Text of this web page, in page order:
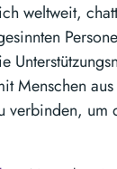
weltweit,
Menschen
verbinden,